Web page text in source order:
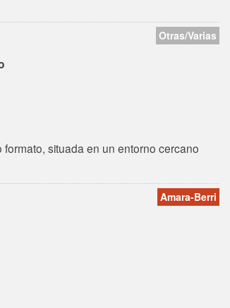
Otras/Varias
situada en un entorno cercano
Amara-Berri